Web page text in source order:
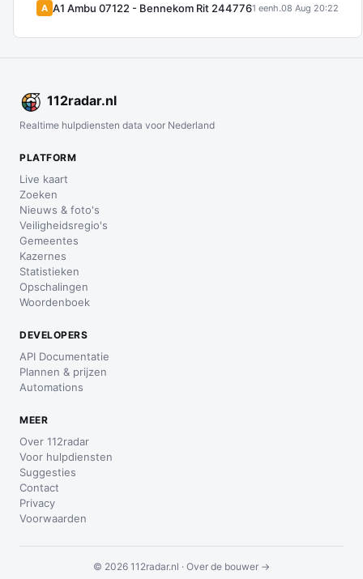
A A1 Ambu 07122 - Bennekom Rit 2447761 eenh.08 Aug 20:22
112radar.nl
Realtime hulpdiensten data voor Nederland
PLATFORM
Live kaart
Zoeken
Nieuws & foto's
Veiligheidsregio's
Gemeentes
Kazernes
Statistieken
Opschalingen
Woordenboek
DEVELOPERS
API Documentatie
Plannen & prijzen
Automations
MEER
Over 112radar
Voor hulpdiensten
Suggesties
Contact
Privacy
Voorwaarden
© 2026 112radar.nl · Over de bouwer →